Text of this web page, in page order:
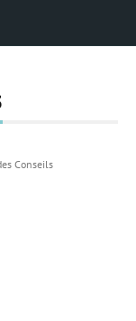
Conseils